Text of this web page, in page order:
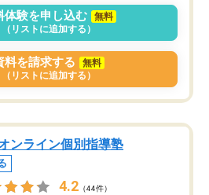
出があり、あ
た為、塾に通
。遅れも取り
方は良かった
体験を申し込む
無料
（リストに追加する）
料を請求する
無料
（リストに追加する）
ンライン個別指導塾
4.2 （44件）